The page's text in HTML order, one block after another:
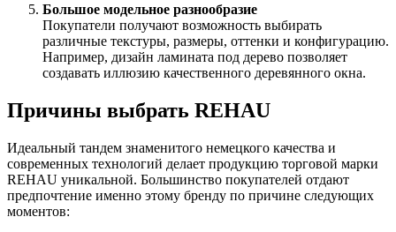
Большое модельное разнообразие
Покупатели получают возможность выбирать
различные текстуры, размеры, оттенки и конфигурацию.
Например, дизайн ламината под дерево позволяет
создавать иллюзию качественного деревянного окна.
Причины выбрать REHAU
Идеальный тандем знаменитого немецкого качества и
современных технологий делает продукцию торговой марки
REHAU уникальной. Большинство покупателей отдают
предпочтение именно этому бренду по причине следующих
моментов: